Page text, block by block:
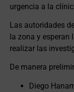
urgencia a la
Las autoridades
la zona y esperan
realizar las
De manera
Diego